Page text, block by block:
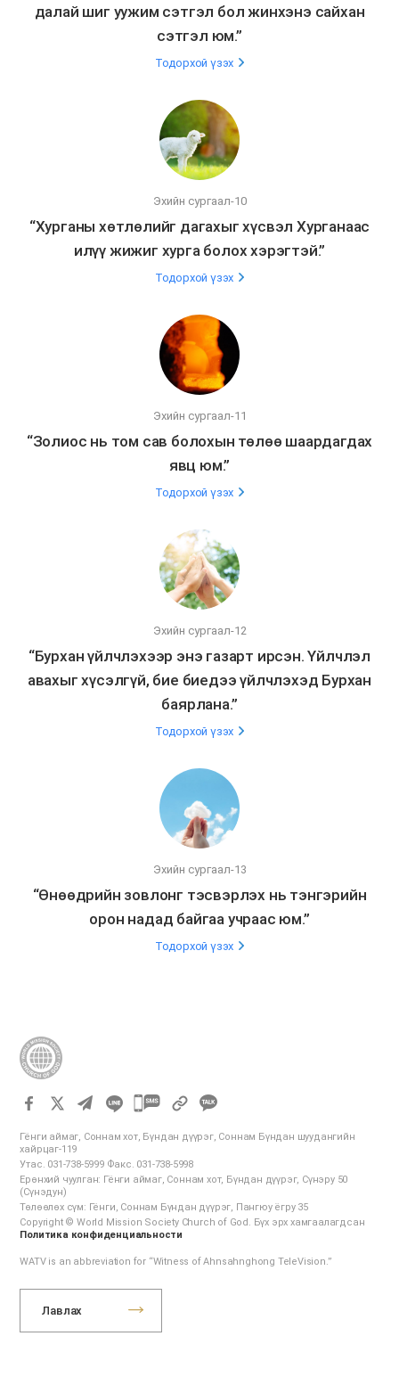
далай шиг уужим сэтгэл бол жинхэнэ сайхан
сэтгэл юм.”
Тодорхой үзэх
Эхийн сургаал-10
“Хурганы хөтлөлийг дагахыг хүсвэл Хурганаас
илүү жижиг хурга болох хэрэгтэй.”
Тодорхой үзэх
Эхийн сургаал-11
“Золиос нь том сав болохын төлөө шаардагдах
явц юм.”
Тодорхой үзэх
Эхийн сургаал-12
“Бурхан үйлчлэхээр энэ газарт ирсэн. Үйлчлэл
авахыг хүсэлгүй, бие биедээ үйлчлэхэд Бурхан
баярлана.”
Тодорхой үзэх
Эхийн сургаал-13
“Өнөөдрийн зовлонг тэсвэрлэх нь тэнгэрийн
орон надад байгаа учраас юм.”
Тодорхой үзэх
카
오
공
유
하
기
Гёнги аймаг, Соннам хот, Бүндан дүүрэг, Соннам Бүндан шуудангийн
хайрцаг-119
Утас. 031-738-5999 Факс. 031-738-5998
Ерөнхий чуулган: Гёнги аймаг, Соннам хот, Бүндан дүүрэг, Сүнэру 50
(Сүнэдун)
Төлөөлөх сүм: Гёнги, Соннам Бүндан дүүрэг, Пангюу ёгру 35
Copyright © World Mission Society Church of God. Бүх эрх хамгаалагдсан
Политика конфиденциальности
WATV is an abbreviation for “Witness of Ahnsahnghong TeleVision.”
Лавлах